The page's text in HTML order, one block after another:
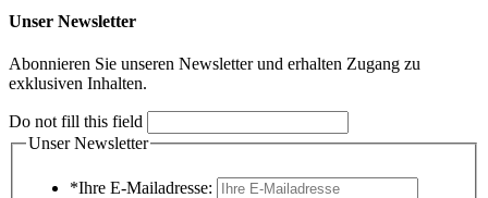
Unser Newsletter
Abonnieren Sie unseren Newsletter und erhalten Zugang zu
exklusiven Inhalten.
Do not fill this field
Unser Newsletter
*Ihre E-Mailadresse: